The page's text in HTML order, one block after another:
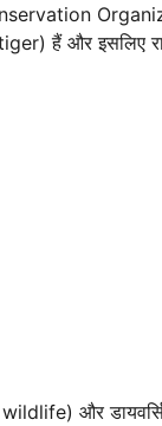
हैं और इसलिए
और